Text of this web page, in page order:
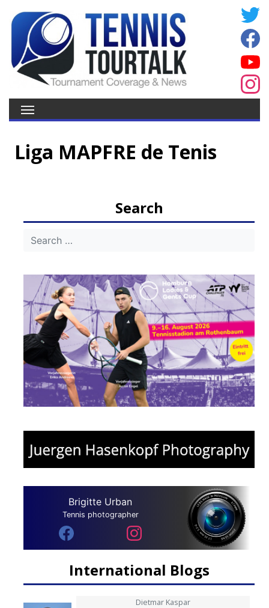
Liga MAPFRE de Tenis
Search
Brigitte Urban
Tennis photographer
International Blogs
Dietmar Kaspar